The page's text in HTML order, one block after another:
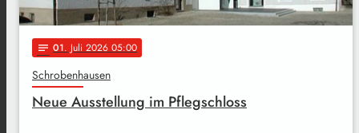
notes 01. Juli 2026 05:00
Schrobenhausen
Neue Ausstellung im Pflegschloss